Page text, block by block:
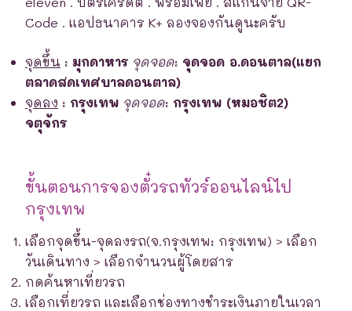
Code . แอปธนาคาร K+ ลองจองกันดูนะครับ
จุดขึ้น : มุกดาหาร จุดจอด: จุดจอด อ.ดอนตาล(แยก
ตลาดสดเทศบาลดอนตาล)
จุดลง : กรุงเทพ จุดจอด: กรุงเทพ (หมอชิต2)
จตุจักร
ขั้นตอนการจองตั๋วรถทัวร์ออนไลน์ไป
กรุงเทพ
เลือกจุดขึ้น-จุดลงรถ(จ.กรุงเทพ: กรุงเทพ) > เลือก
วันเดินทาง > เลือกจำนวนผู้โดยสาร
กดค้นหาเที่ยวรถ
เลือกเที่ยวรถ และเลือกช่องทางชำระเงินภายในเวลา